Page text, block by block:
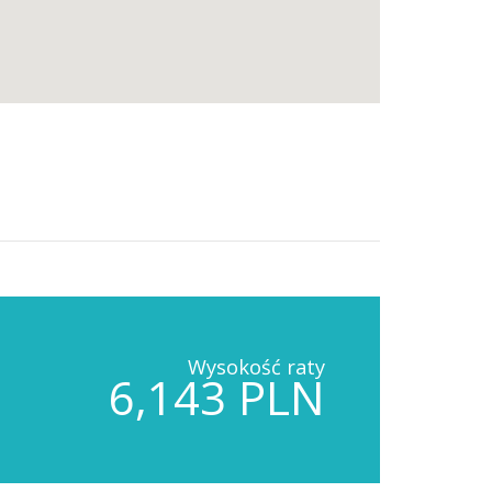
Wysokość raty
6,143 PLN